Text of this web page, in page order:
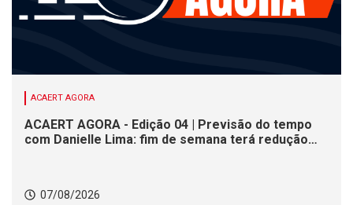
ACAERT AGORA
ACAERT AGORA - Edição 04 | Previsão do tempo
com Danielle Lima: fim de semana terá redução
07/08/2026